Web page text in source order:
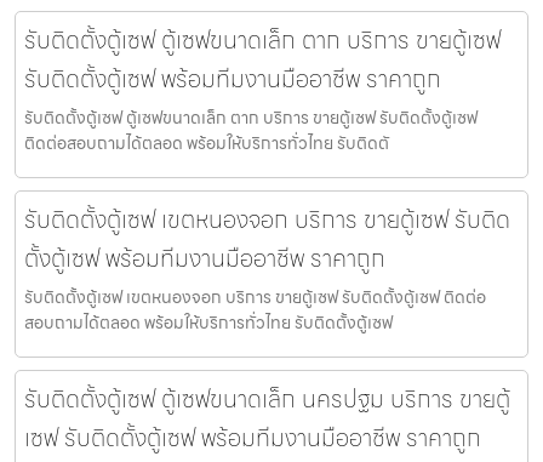
รับติดตั้งตู้เซฟ ตู้เซฟขนาดเล็ก ตาก บริการ ขายตู้เซฟ
รับติดตั้งตู้เซฟ พร้อมทีมงานมืออาชีพ ราคาถูก
รับติดตั้งตู้เซฟ ตู้เซฟขนาดเล็ก ตาก บริการ ขายตู้เซฟ รับติดตั้งตู้เซฟ
ติดต่อสอบถามได้ตลอด พร้อมให้บริการทั่วไทย รับติดตั
รับติดตั้งตู้เซฟ เขตหนองจอก บริการ ขายตู้เซฟ รับติด
ตั้งตู้เซฟ พร้อมทีมงานมืออาชีพ ราคาถูก
รับติดตั้งตู้เซฟ เขตหนองจอก บริการ ขายตู้เซฟ รับติดตั้งตู้เซฟ ติดต่อ
สอบถามได้ตลอด พร้อมให้บริการทั่วไทย รับติดตั้งตู้เซฟ
รับติดตั้งตู้เซฟ ตู้เซฟขนาดเล็ก นครปฐม บริการ ขายตู้
เซฟ รับติดตั้งตู้เซฟ พร้อมทีมงานมืออาชีพ ราคาถูก